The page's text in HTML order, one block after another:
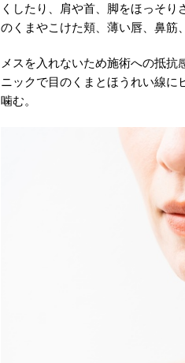
くしたり、肩や首、脚をほっそ
のくまやこけた頬、薄い唇、鼻筋
メスを入れないため施術への抵
ニックで目のくまとほうれい線に
噛む。